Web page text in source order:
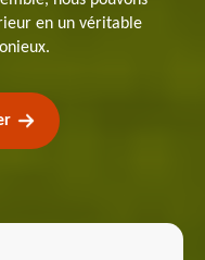
en un véritable